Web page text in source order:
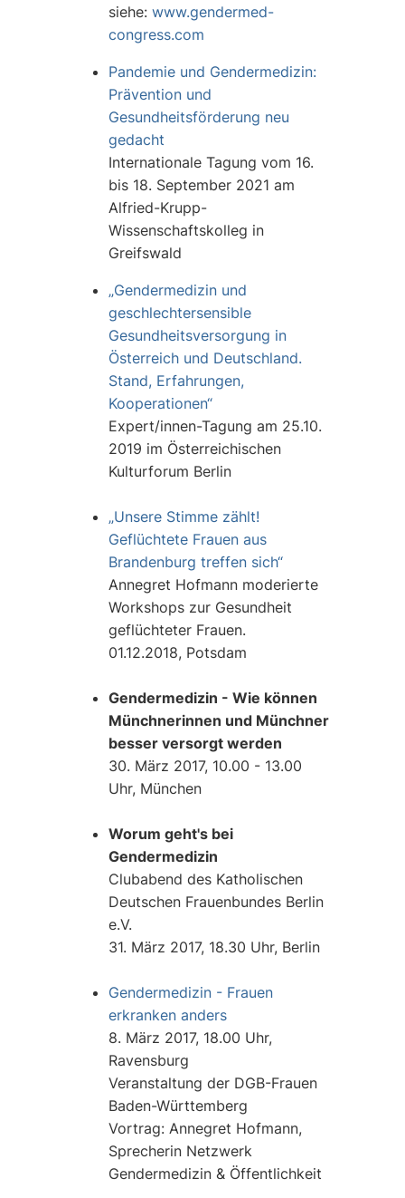
siehe: www.gendermed-
congress.com
Pandemie und Gendermedizin:
Prävention und
Gesundheitsförderung neu
gedacht
Internationale Tagung vom 16.
bis 18. September 2021 am
Alfried-Krupp-
Wissenschaftskolleg in
Greifswald
„Gendermedizin und
geschlechtersensible
Gesundheitsversorgung in
Österreich und Deutschland.
Stand, Erfahrungen,
Kooperationen“
Expert/innen-Tagung am 25.10.
2019 im Österreichischen
Kulturforum Berlin
„Unsere Stimme zählt!
Geflüchtete Frauen aus
Brandenburg treffen sich“
Annegret Hofmann moderierte
Workshops zur Gesundheit
geflüchteter Frauen.
01.12.2018, Potsdam
Gendermedizin - Wie können
Münchnerinnen und Münchner
besser versorgt werden
30. März 2017, 10.00 - 13.00
Uhr, München
Worum geht's bei
Gendermedizin
Clubabend des Katholischen
Deutschen Frauenbundes Berlin
e.V.
31. März 2017, 18.30 Uhr, Berlin
Gendermedizin - Frauen
erkranken anders
8. März 2017, 18.00 Uhr,
Ravensburg
Veranstaltung der DGB-Frauen
Baden-Württemberg
Vortrag: Annegret Hofmann,
Sprecherin Netzwerk
Gendermedizin & Öffentlichkeit